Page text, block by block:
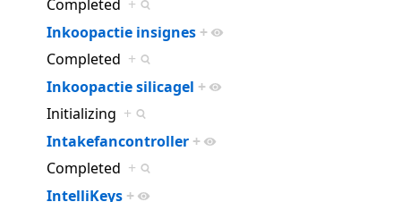
Completed +
Inkoopactie insignes +
Completed +
Inkoopactie silicagel +
Initializing +
Intakefancontroller +
Completed +
IntelliKeys +